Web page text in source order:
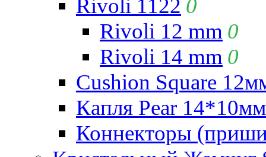
Rivoli 1122 0
Rivoli 12 mm 0
Rivoli 14 mm 0
Cushion Square
Капля Pear
Коннекторы